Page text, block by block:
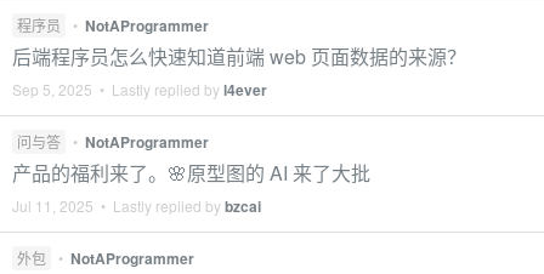
程序员 • NotAProgrammer
后端程序员怎么快速知道前端 web 页面数据的来源？
Sep 5, 2025 • Lastly replied byl4ever
问与答 • NotAProgrammer
产品的福利来了。🌸原型图的 AI 来了大批
Jul 11, 2025 • Lastly replied bybzcai
外包 • NotAProgrammer